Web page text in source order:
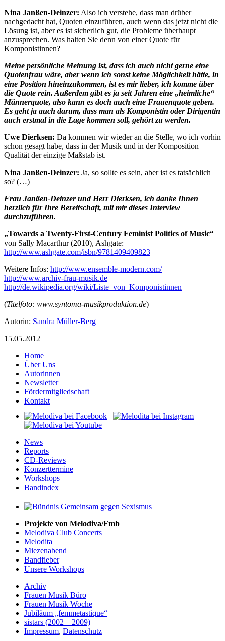
Nina Janßen-Deinzer: Also ich verstehe, dass man drüber
nachgedacht hat, Quoten einzuführen, auch wenn das jetzt nicht die
Lösung ist, aber es ist sicherlich gut, die Probleme überhaupt
anzusprechen. Was halten Sie denn von einer Quote für
Komponistinnen?
Meine persönliche Meinung ist, dass ich auch nicht gerne eine
Quotenfrau wäre, aber wenn ich sonst keine Möglichkeit hätte, in
eine Position hineinzukommen, ist es mir lieber, ich komme über
die Quote rein. Außerdem gibt es ja seit Jahren eine „heimliche“
Männerquote, also kann es doch auch eine Frauenquote geben.
Es geht ja auch darum, dass man als Komponistin oder Dirigentin
auch erstmal in die Lage kommen soll, gehört zu werden.
Uwe Dierksen: Da kommen wir wieder an die Stelle, wo ich vorhin
schon gesagt habe, dass in der Musik und in der Komposition
Qualität der einzige Maßstab ist.
Nina Janßen-Deinzer: Ja, so sollte es sein, aber ist es tatsächlich
so? (…)
Frau Janßen-Deinzer und Herr Dierksen, ich danke Ihnen
herzlich für Ihre Bereitschaft, mit mir dieses Interview
durchzuführen.
„Towards a Twenty-First-Century Feminist Politics of Music“
von Sally Macarthur (2010), Ashgate:
http://www.ashgate.com/isbn/9781409409823
Weitere Infos: http://www.ensemble-modern.com/
http://www.archiv-frau-musik.de
http://de.wikipedia.org/wiki/Liste_von_Komponistinnen
(Titelfoto: www.syntoma-musikproduktion.de)
Autorin: Sandra Müller-Berg
15.05.2012
Home
Über Uns
Autorinnen
Newsletter
Fördermitgliedschaft
Kontakt
News
Reports
CD-Reviews
Konzerttermine
Workshops
Bandindex
Projekte von Melodiva/Fmb
Melodiva Club Concerts
Melodita
Miezenabend
Bandfieber
Unsere Workshops
Archiv
Frauen Musik Büro
Frauen Musik Woche
Jubiläum „femmetastique“
sistars (2002 – 2009)
Impressum, Datenschutz